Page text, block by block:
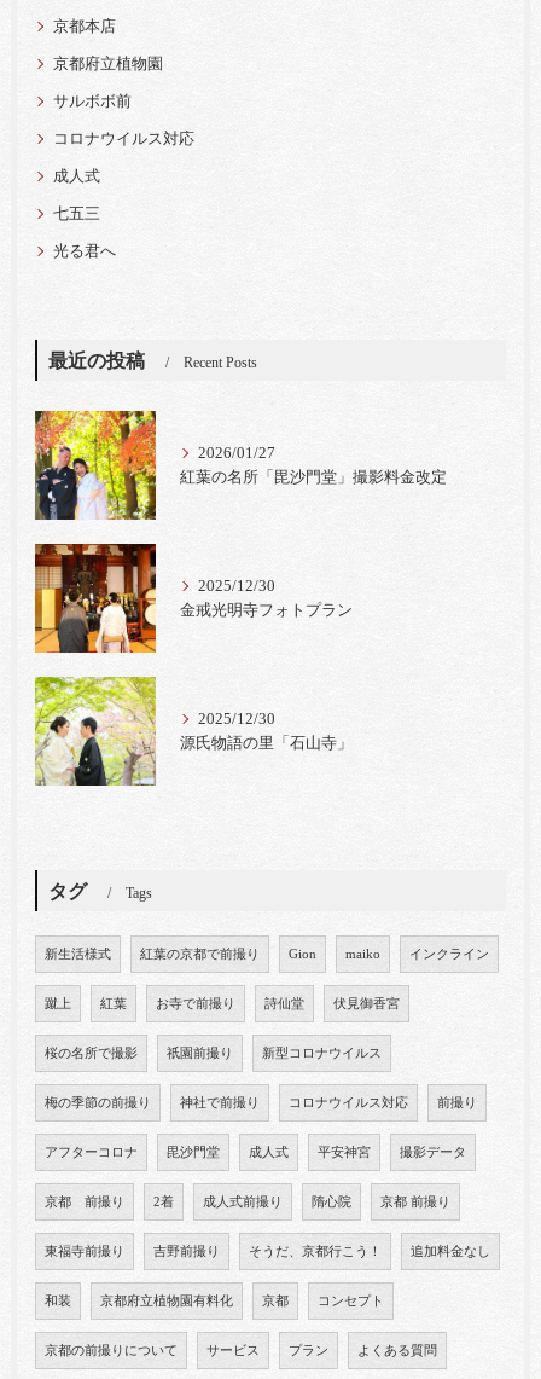
京都本店
京都府立植物園
サルボボ前
コロナウイルス対応
成人式
七五三
光る君へ
最近の投稿 Recent Posts
2026/01/27
紅葉の名所「毘沙門堂」撮影料金改定
2025/12/30
金戒光明寺フォトプラン
2025/12/30
源氏物語の里「石山寺」
タグ Tags
新生活様式 紅葉の京都で前撮り Gion maiko インクライン
蹴上 紅葉 お寺で前撮り 詩仙堂 伏見御香宮
桜の名所で撮影 祇園前撮り 新型コロナウイルス
梅の季節の前撮り 神社で前撮り コロナウイルス対応 前撮り
アフターコロナ 毘沙門堂 成人式 平安神宮 撮影データ
京都 前撮り 2着 成人式前撮り 隋心院 京都 前撮り
東福寺前撮り 吉野前撮り そうだ、京都行こう！ 追加料金なし
和装 京都府立植物園有料化 京都 コンセプト
京都の前撮りについて サービス プラン よくある質問